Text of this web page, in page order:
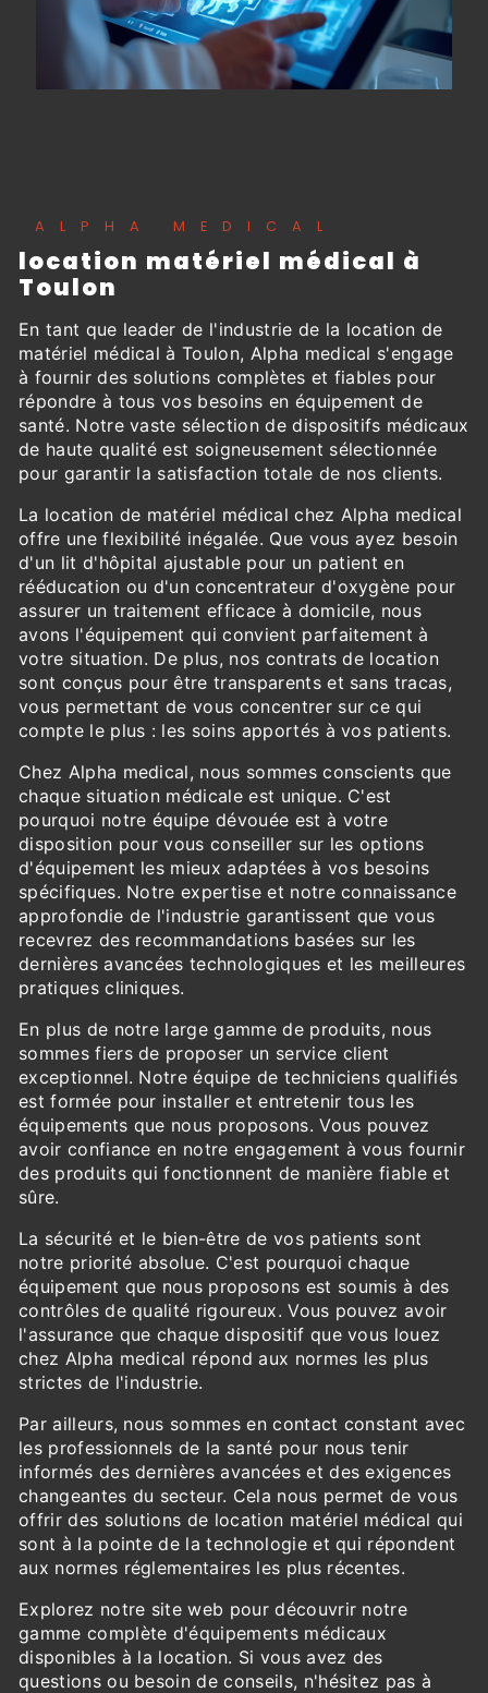
ALPHA MEDICAL
location matériel médical à
Toulon
En tant que leader de l'industrie de la location de
matériel médical à Toulon, Alpha medical s'engage
à fournir des solutions complètes et fiables pour
répondre à tous vos besoins en équipement de
santé. Notre vaste sélection de dispositifs médicaux
de haute qualité est soigneusement sélectionnée
pour garantir la satisfaction totale de nos clients.
La location de matériel médical chez Alpha medical
offre une flexibilité inégalée. Que vous ayez besoin
d'un lit d'hôpital ajustable pour un patient en
rééducation ou d'un concentrateur d'oxygène pour
assurer un traitement efficace à domicile, nous
avons l'équipement qui convient parfaitement à
votre situation. De plus, nos contrats de location
sont conçus pour être transparents et sans tracas,
vous permettant de vous concentrer sur ce qui
compte le plus : les soins apportés à vos patients.
Chez Alpha medical, nous sommes conscients que
chaque situation médicale est unique. C'est
pourquoi notre équipe dévouée est à votre
disposition pour vous conseiller sur les options
d'équipement les mieux adaptées à vos besoins
spécifiques. Notre expertise et notre connaissance
approfondie de l'industrie garantissent que vous
recevrez des recommandations basées sur les
dernières avancées technologiques et les meilleures
pratiques cliniques.
En plus de notre large gamme de produits, nous
sommes fiers de proposer un service client
exceptionnel. Notre équipe de techniciens qualifiés
est formée pour installer et entretenir tous les
équipements que nous proposons. Vous pouvez
avoir confiance en notre engagement à vous fournir
des produits qui fonctionnent de manière fiable et
sûre.
La sécurité et le bien-être de vos patients sont
notre priorité absolue. C'est pourquoi chaque
équipement que nous proposons est soumis à des
contrôles de qualité rigoureux. Vous pouvez avoir
l'assurance que chaque dispositif que vous louez
chez Alpha medical répond aux normes les plus
strictes de l'industrie.
Par ailleurs, nous sommes en contact constant avec
les professionnels de la santé pour nous tenir
informés des dernières avancées et des exigences
changeantes du secteur. Cela nous permet de vous
offrir des solutions de location matériel médical qui
sont à la pointe de la technologie et qui répondent
aux normes réglementaires les plus récentes.
Explorez notre site web pour découvrir notre
gamme complète d'équipements médicaux
disponibles à la location. Si vous avez des
questions ou besoin de conseils, n'hésitez pas à